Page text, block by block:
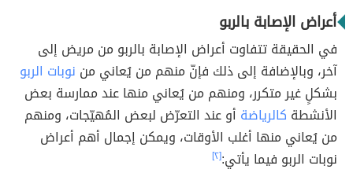
أعراض الإصابة بالربو
في الحقيقة تتفاوت أعراض الإصابة بالربو من مريض إلى
آخر، وبالإضافة إلى ذلك فإنّ منهم من يُعاني من نوبات الربو
بشكلٍ غير متكرر، ومنهم من يُعاني منها عند ممارسة بعض
الأنشطة كالرياضة أو عند التعرّض لبعض المُهيّجات، ومنهم
من يُعاني منها أغلب الأوقات، ويمكن إجمال أهم أعراض
نوبات الربو فيما يأتي:[٢]